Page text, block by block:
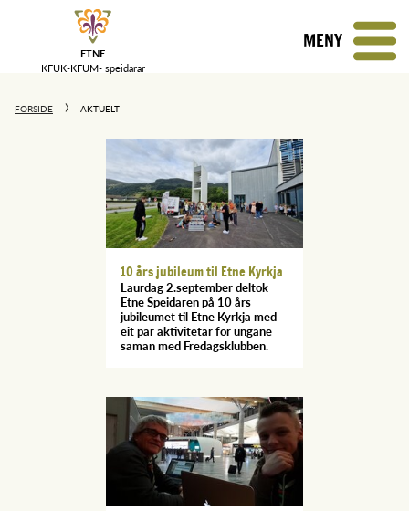
ETNE
KFUK-KFUM- speidarar
MENY
FORSIDE AKTUELT
10 års jubileum til Etne Kyrkja
Laurdag 2.september deltok
Etne Speidaren på 10 års
jubileumet til Etne Kyrkja med
eit par aktivitetar for ungane
saman med Fredagsklubben.